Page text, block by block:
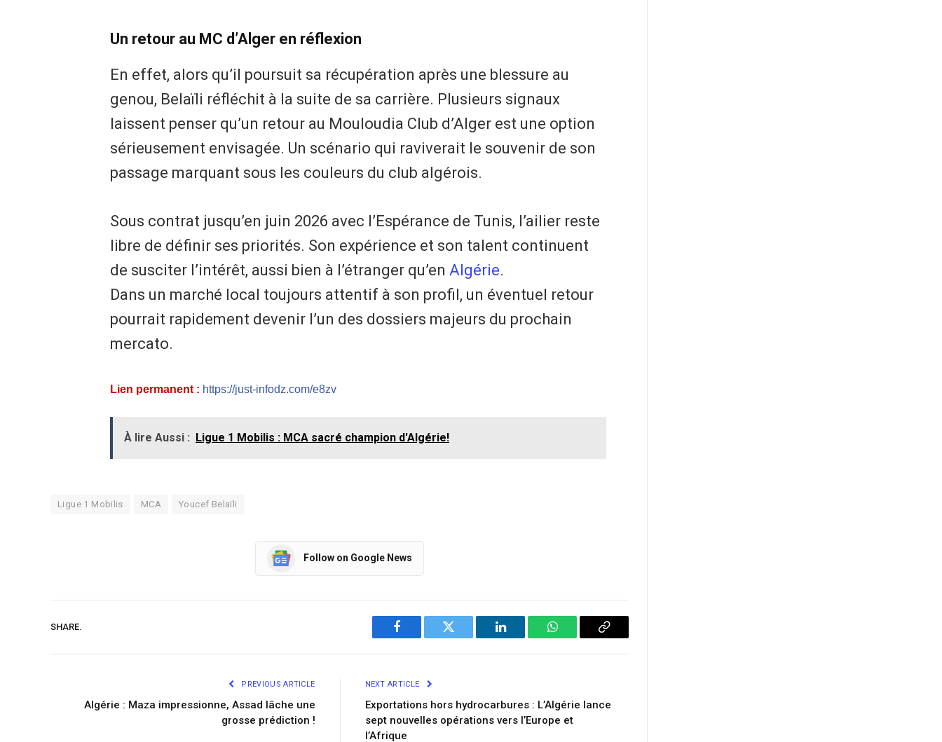
Un retour au MC d’Alger en réflexion
En effet, alors qu’il poursuit sa récupération après une blessure au
genou, Belaïli réfléchit à la suite de sa carrière. Plusieurs signaux
laissent penser qu’un retour au Mouloudia Club d’Alger est une option
sérieusement envisagée. Un scénario qui raviverait le souvenir de son
passage marquant sous les couleurs du club algérois.
Sous contrat jusqu’en juin 2026 avec l’Espérance de Tunis, l’ailier reste
libre de définir ses priorités. Son expérience et son talent continuent
de susciter l’intérêt, aussi bien à l’étranger qu’en Algérie.
Dans un marché local toujours attentif à son profil, un éventuel retour
pourrait rapidement devenir l’un des dossiers majeurs du prochain
mercato.
Lien permanent : https://just-infodz.com/e8zv
À lire Aussi : Ligue 1 Mobilis : MCA sacré champion d'Algérie!
Ligue 1 Mobilis MCA Youcef Belaïli
Follow on Google News
SHARE.
Facebook Twitter LinkedIn WhatsAppCopy
PREVIOUS ARTICLE
Algérie : Maza impressionne, Assad lâche une
grosse prédiction !
NEXT ARTICLE
Exportations hors hydrocarbures : L’Algérie lance
sept nouvelles opérations vers l’Europe et
l’Afrique